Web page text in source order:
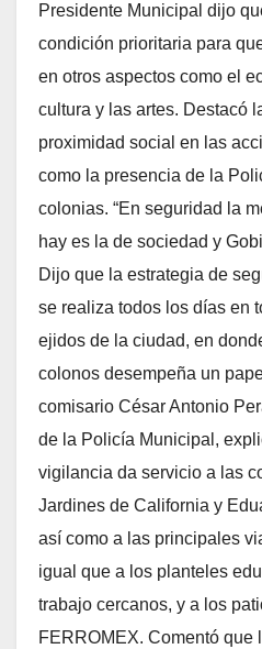
Presidente Municipal dijo
condición prioritaria para
en otros aspectos como el
cultura y las artes. Destacó
proximidad social en las
como la presencia de la
colonias. “En seguridad la
hay es la de sociedad y
Dijo que la estrategia de
se realiza todos los días en
ejidos de la ciudad, en
colonos desempeña un
comisario César Antonio
de la Policía Municipal,
vigilancia da servicio a las
Jardines de California y
así como a las principales
igual que a los planteles
trabajo cercanos, y a los
FERROMEX. Comentó que